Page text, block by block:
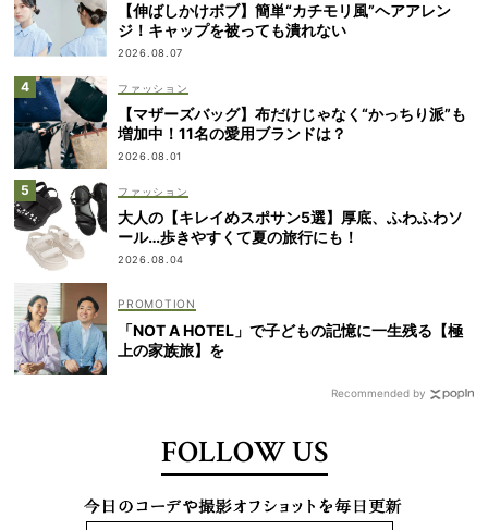
【伸ばしかけボブ】簡単“カチモリ風”ヘアアレン
ジ！キャップを被っても潰れない
2026.08.07
ファッション
【マザーズバッグ】布だけじゃなく“かっちり派”も
増加中！11名の愛用ブランドは？
2026.08.01
ファッション
大人の【キレイめスポサン5選】厚底、ふわふわソ
ール…歩きやすくて夏の旅行にも！
2026.08.04
「NOT A HOTEL」で子どもの記憶に一生残る【極
上の家族旅】を
Recommended by
FOLLOW US